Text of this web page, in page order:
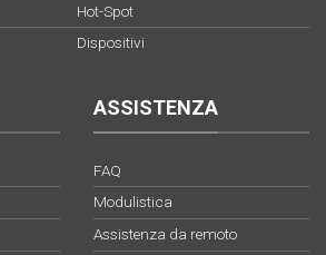
Hot-Spot
Dispositivi
ASSISTENZA
FAQ
Modulistica
Assistenza da remoto